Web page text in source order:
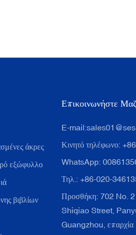
άκρες
εξώφυλλο
βιβλίων
Επικοινωνήστε
E-mail:
Κινητό τηλέφωνο:
WhatsApp:
Τηλ.: +86-020-
Προσθήκη: 702 No.
Shiqiao Street,
Guangzhou, επαρχία